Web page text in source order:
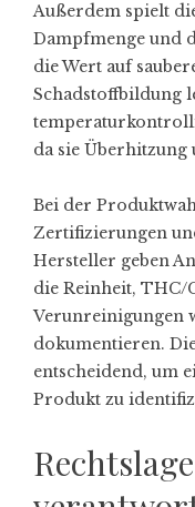
Außerdem spielt
Dampfmenge und
die Wert auf
Schadstoffbildung
da sie
Bei der
Zertifizierungen
Hersteller geben
die Reinheit, THC/
Verunreinigungen
dokumentieren.
entscheidend, um
Produkt zu